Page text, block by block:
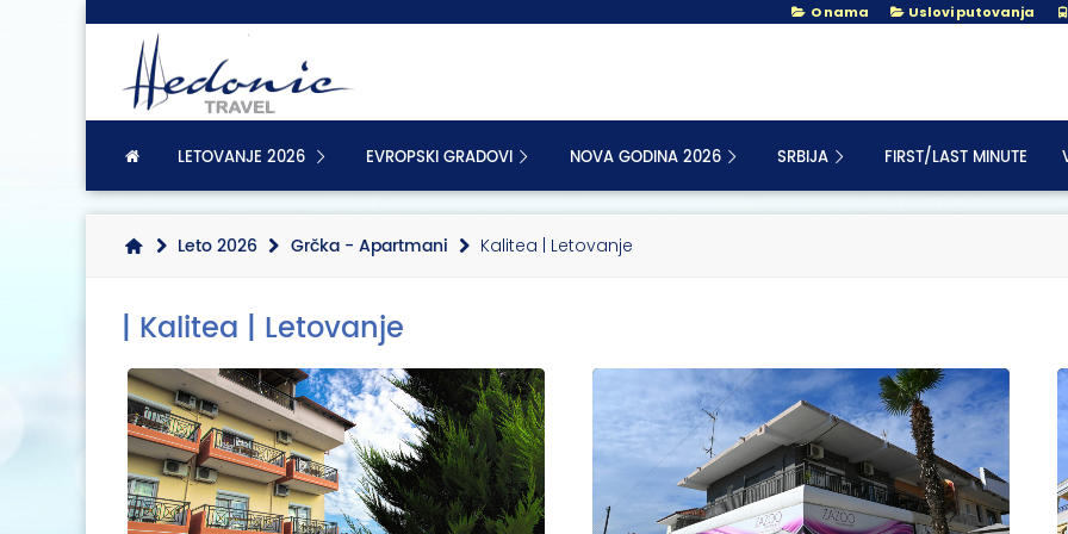
O nama Uslovi putovanja
LETOVANJE 2026 EVROPSKI GRADOVI NOVA GODINA 2026 SRBIJA FIRST/LAST MINUTE
Leto 2026 Grčka - Apartmani Kalitea | Letovanje
| Kalitea | Letovanje